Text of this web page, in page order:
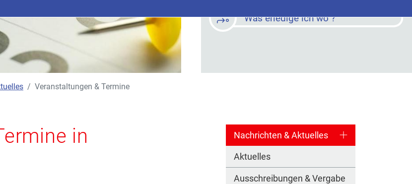
Was erledige ich wo ?
Veranstaltungen & Termine
Nachrichten & Aktuelles
Aktuelles
Ausschreibungen & Vergabe
in